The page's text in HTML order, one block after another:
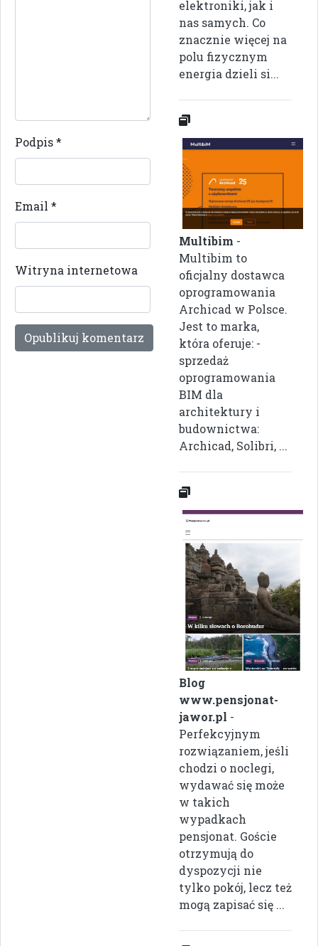
Podpis*
Email *
Witryna internetowa
elektroniki, jak i
nas samych. Co
znacznie więcej na
polu fizycznym
energia dzieli si...
Multibim -
Multibim to
oficjalny dostawca
oprogramowania
Archicad w Polsce.
Jest to marka,
która oferuje: -
sprzedaż
oprogramowania
BIM dla
architektury i
budownictwa:
Archicad, Solibri, ...
Blog
www.pensjonat-
jawor.pl -
Perfekcyjnym
rozwiązaniem, jeśli
chodzi o noclegi,
wydawać się może
w takich
wypadkach
pensjonat. Goście
otrzymują do
dyspozycji nie
tylko pokój, lecz też
mogą zapisać się ...